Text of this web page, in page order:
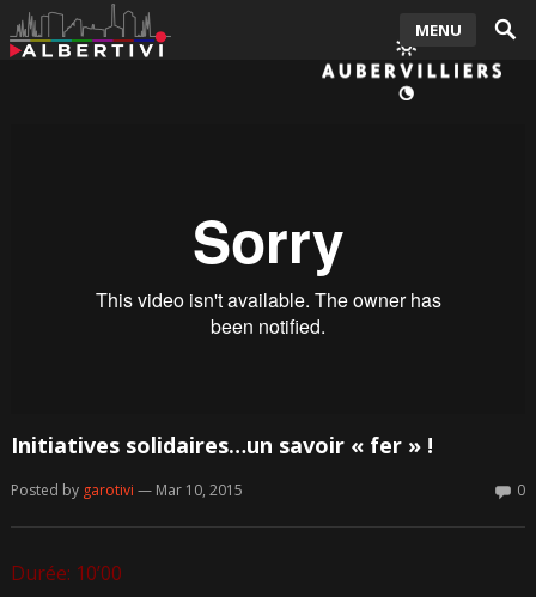
MENU
Initiatives solidaires…un savoir « fer » !
Posted by garotivi — Mar 10, 2015 0
Durée: 10’00